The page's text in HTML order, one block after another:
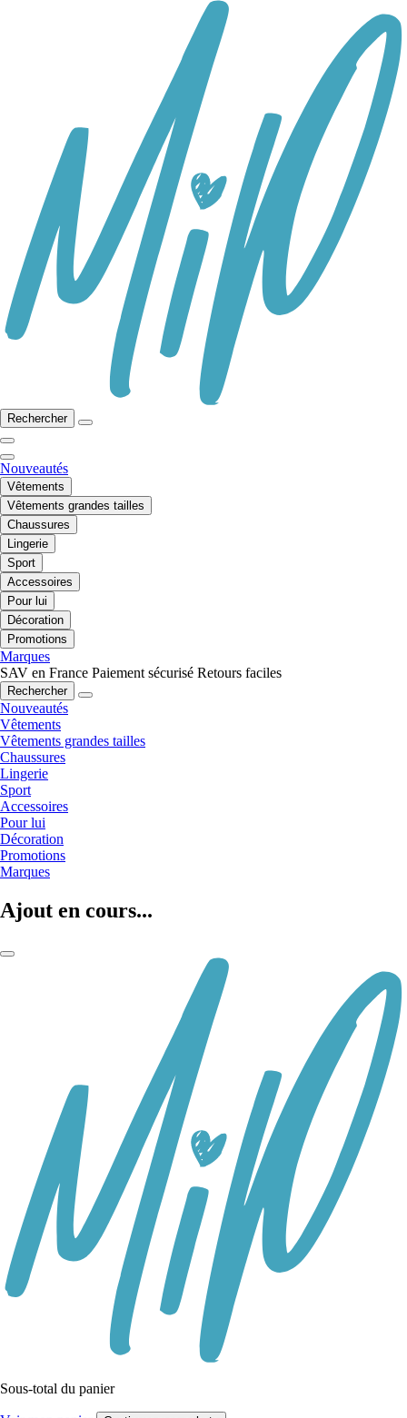
Rechercher
Nouveautés
Vêtements
Vêtements grandes tailles
Chaussures
Lingerie
Sport
Accessoires
Pour lui
Décoration
Promotions
Marques
SAV en France Paiement sécurisé Retours faciles
Rechercher
Nouveautés
Vêtements
Vêtements grandes tailles
Chaussures
Lingerie
Sport
Accessoires
Pour lui
Décoration
Promotions
Marques
Ajout en cours...
Sous-total du panier